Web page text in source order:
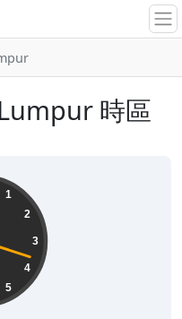
時區
1
2
3
4
5